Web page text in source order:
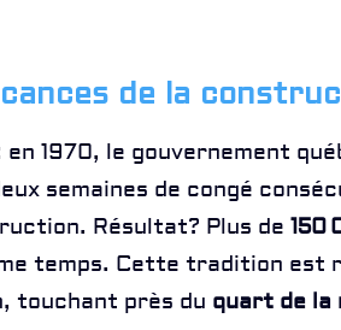
de la
1970, le gouvernement
semaines de congé
Résultat? Plus de
temps. Cette tradition est
touchant près du quart de la